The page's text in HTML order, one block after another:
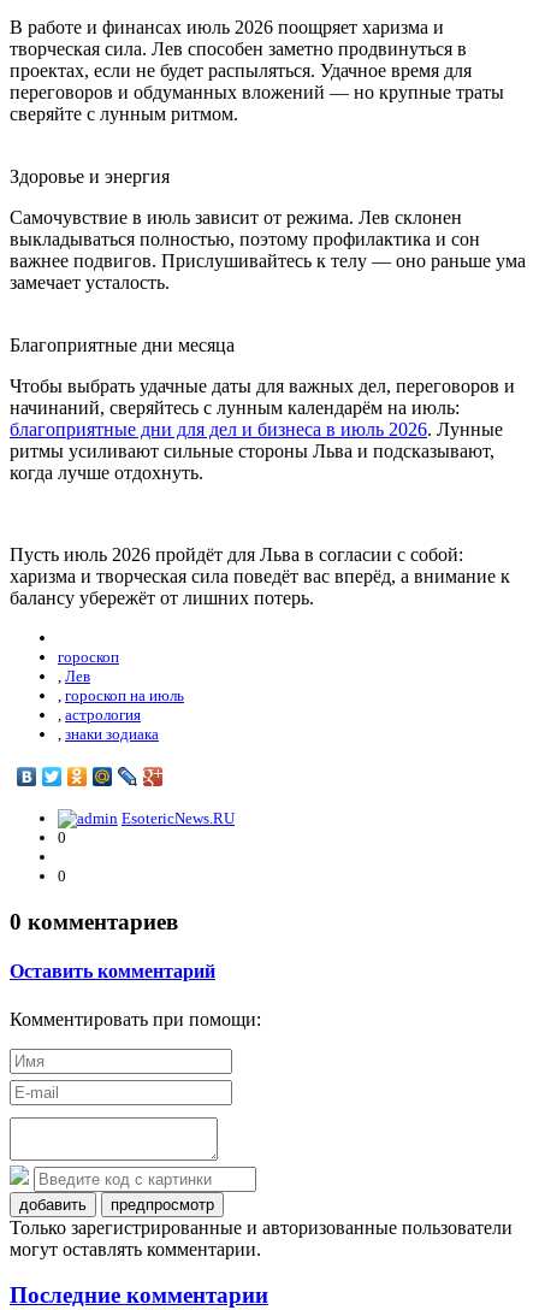
В работе и финансах июль 2026 поощряет харизма и
творческая сила. Лев способен заметно продвинуться в
проектах, если не будет распыляться. Удачное время для
переговоров и обдуманных вложений — но крупные траты
сверяйте с лунным ритмом.
Здоровье и энергия
Самочувствие в июль зависит от режима. Лев склонен
выкладываться полностью, поэтому профилактика и сон
важнее подвигов. Прислушивайтесь к телу — оно раньше ума
замечает усталость.
Благоприятные дни месяца
Чтобы выбрать удачные даты для важных дел, переговоров и
начинаний, сверяйтесь с лунным календарём на июль:
благоприятные дни для дел и бизнеса в июль 2026. Лунные
ритмы усиливают сильные стороны Льва и подсказывают,
когда лучше отдохнуть.
Пусть июль 2026 пройдёт для Льва в согласии с собой:
харизма и творческая сила поведёт вас вперёд, а внимание к
балансу убережёт от лишних потерь.
гороскоп
Лев
гороскоп на июль
астрология
знаки зодиака
EsotericNews.RU
0
0
0 комментариев
Оставить комментарий
Комментировать при помощи:
добавить предпросмотр
Только зарегистрированные и авторизованные пользователи
могут оставлять комментарии.
Последние комментарии